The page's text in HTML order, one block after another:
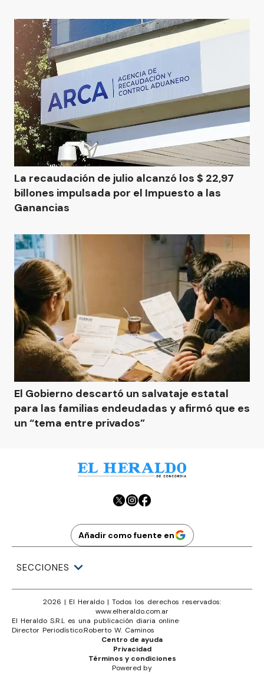
La recaudación de julio alcanzó los $ 22,97
billones impulsada por el Impuesto a las
Ganancias
El Gobierno descartó un salvataje estatal
para las familias endeudadas y afirmó que es
un “tema entre privados”
Añadir como fuente en
SECCIONES
2026 | El Heraldo | Todos los derechos reservados:
www.elheraldo.com.ar
El Heraldo S.R.L es una publicación diaria online·
Director Periodístico:Roberto W. Caminos
Términos y condiciones
Privacidad
Centro de ayuda
Powered by